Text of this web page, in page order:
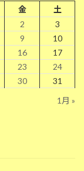
金
土
2
3
9
10
16
17
23
24
30
31
1月 »